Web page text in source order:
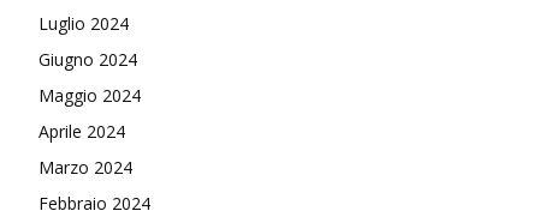
Luglio 2024
Giugno 2024
Maggio 2024
Aprile 2024
Marzo 2024
Febbraio 2024